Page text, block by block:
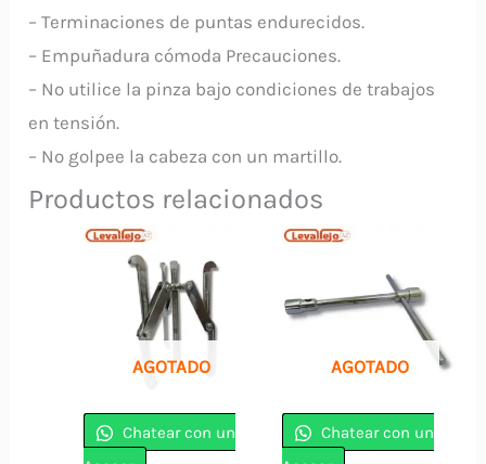
– Terminaciones de puntas endurecidos.
– Empuñadura cómoda Precauciones.
– No utilice la pinza bajo condiciones de trabajos
en tensión.
– No golpee la cabeza con un martillo.
Productos relacionados
AGOTADO
Chatear con un
AGOTADO
Chatear con un